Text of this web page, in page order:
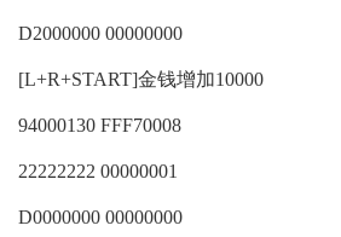
D2000000 00000000
[L+R+START]金钱增加10000
94000130 FFF70008
22222222 00000001
D0000000 00000000